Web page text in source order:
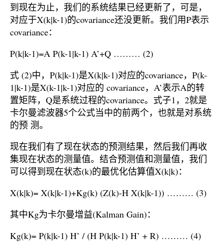
到现在为止，我们的系统结果已经更新了，可是，
对应于X(k|k-1)的covariance还没更新。我们用P表示
covariance：
P(k|k-1)=A P(k-1|k-1) A’+Q ……… (2)
式 (2)中，P(k|k-1)是X(k|k-1)对应的covariance，P(k-
1|k-1)是X(k-1|k-1)对应的 covariance，A’表示A的转
置矩阵，Q是系统过程的covariance。式子1，2就是
卡尔曼滤波器5个公式当中的前两个，也就是对系统
的预 测。
现在我们有了现在状态的预测结果，然后我们再收
集现在状态的测量值。结合预测值和测量值，我们
可以得到现在状态(k)的最优化估算值X(k|k)：
X(k|k)= X(k|k-1)+Kg(k) (Z(k)-H X(k|k-1)) ……… (3)
其中Kg为卡尔曼增益(Kalman Gain)：
Kg(k)= P(k|k-1) H’ / (H P(k|k-1) H’ + R) ……… (4)